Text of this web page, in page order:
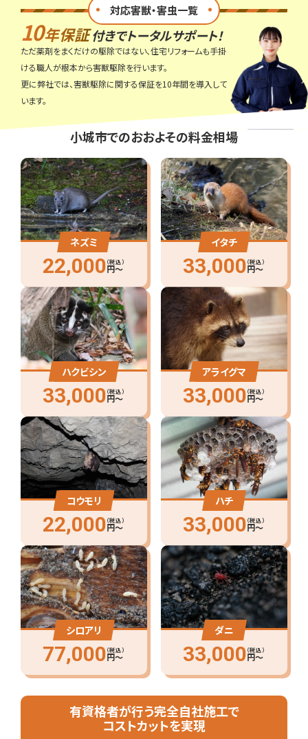
対応害獣・害虫一覧
10年保証付きでトータルサポート！
ただ薬剤をまくだけの駆除ではない、住宅リフォームも手掛
ける職人が根本から害獣駆除を行います。
更に弊社では、害獣駆除に関する保証を10年間を導入して
います。
小城市でのおおよその料金相場
ネズミ
22,000（税込）
円〜
イタチ
33,000（税込）
円〜
ハクビシン
33,000（税込）
円〜
アライグマ
33,000（税込）
円〜
コウモリ
22,000（税込）
円〜
ハチ
33,000（税込）
円〜
シロアリ
77,000（税込）
円〜
ダニ
33,000（税込）
円〜
有資格者が行う完全自社施工で
コストカットを実現